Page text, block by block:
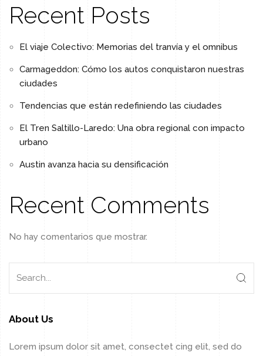
Recent Posts
El viaje Colectivo: Memorias del tranvía y el omnibus
Carmageddon: Cómo los autos conquistaron nuestras
ciudades
Tendencias que están redefiniendo las ciudades
El Tren Saltillo-Laredo: Una obra regional con impacto
urbano
Austin avanza hacia su densificación
Recent Comments
No hay comentarios que mostrar.
About Us
Lorem ipsum dolor sit amet, consectet cing elit, sed do